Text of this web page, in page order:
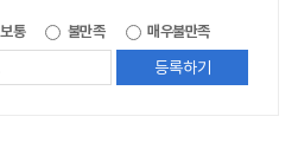
보통 불만족 매우불만족
정보에